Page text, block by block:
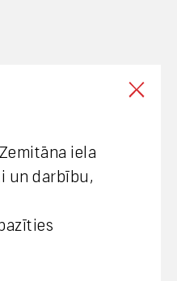
iela
un darbību,